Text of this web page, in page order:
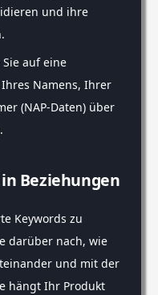
und ihre
auf eine
Namens, Ihrer
(NAP-Daten) über
Beziehungen
Keywords zu
darüber nach, wie
und mit der
hängt Ihr Produkt